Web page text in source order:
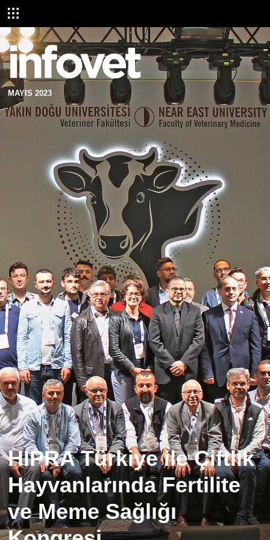
MAYIS 2023
HIPRA Türkiye ile Çiftlik
Hayvanlarında Fertilite
ve Meme Sağlığı